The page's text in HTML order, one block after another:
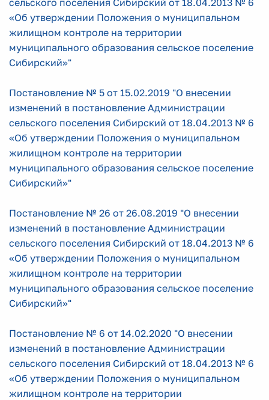
сельского поселения Сибирский от 18.04.2013 № 6
«Об утверждении Положения о муниципальном
жилищном контроле на территории
муниципального образования сельское поселение
Сибирский»"
Постановление № 5 от 15.02.2019 "О внесении
изменений в постановление Администрации
сельского поселения Сибирский от 18.04.2013 № 6
«Об утверждении Положения о муниципальном
жилищном контроле на территории
муниципального образования сельское поселение
Сибирский»"
Постановление № 26 от 26.08.2019 "О внесении
изменений в постановление Администрации
сельского поселения Сибирский от 18.04.2013 № 6
«Об утверждении Положения о муниципальном
жилищном контроле на территории
муниципального образования сельское поселение
Сибирский»"
Постановление № 6 от 14.02.2020 "О внесении
изменений в постановление Администрации
сельского поселения Сибирский от 18.04.2013 № 6
«Об утверждении Положения о муниципальном
жилищном контроле на территории